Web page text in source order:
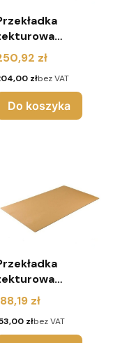
mm 3W
(pakiet 150 sztuk)
zł
złbez VAT
Do koszyka
mm 3W
(pakiet 90 sztuk)
zł
złbez VAT